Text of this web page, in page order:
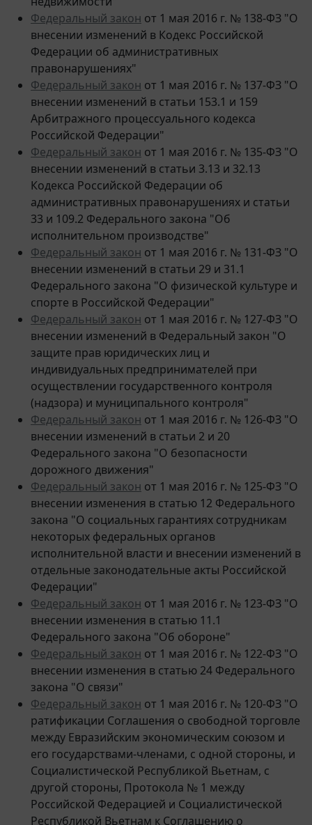
Федеральный закон
внесении изменений в Кодекс Российской
Федерации об административных
правонарушениях"
Федеральный закон
внесении изменений в статьи 153.1 и 159
Арбитражного процессуального кодекса
Российской Федерации"
Федеральный законот 1 мая 2016 г. № 135-ФЗ "О
внесении изменений в статьи 3.13 и 32.13
Кодекса Российской Федерации об
административных правонарушениях и статьи
33 и 109.2 Федерального закона "Об
исполнительном производстве"
Федеральный законот 1 мая 2016 г. № 131-ФЗ "О
внесении изменений в статьи 29 и 31.1
Федерального закона "О физической культуре и
спорте в Российской Федерации"
Федеральный законот 1 мая 2016 г. № 127-ФЗ "О
внесении изменений в Федеральный закон "О
защите прав юридических лиц и
индивидуальных предпринимателей при
осуществлении государственного контроля
(надзора) и муниципального контроля"
Федеральный законот 1 мая 2016 г. № 126-ФЗ "О
внесении изменений в статьи 2 и 20
Федерального закона "О безопасности
дорожного движения"
Федеральный законот 1 мая 2016 г. № 125-ФЗ "О
внесении изменения в статью 12 Федерального
закона "О социальных гарантиях сотрудникам
некоторых федеральных органов
исполнительной власти и внесении изменений в
отдельные законодательные акты Российской
Федерации"
Федеральный закон
внесении изменения в статью 11.1
Федерального закона "Об обороне"
Федеральный законот 1 мая 2016 г. № 122-ФЗ "О
внесении изменения в статью 24 Федерального
закона "О связи"
Федеральный закон
ратификации Соглашения о свободной торговле
между Евразийским экономическим союзом и
его государствами-членами, с одной стороны, и
Социалистической Республикой Вьетнам, с
другой стороны, Протокола № 1 между
Российской Федерацией и Социалистической
Республикой Вьетнам к Соглашению о